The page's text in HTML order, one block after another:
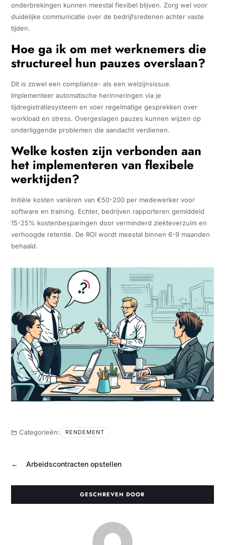
onderbrekingen kunnen meestal flexibel blijven. Zorg wel voor
duidelijke communicatie over de bedrijfsredenen achter vaste
tijden.
Hoe ga ik om met werknemers die
structureel hun pauzes overslaan?
Dit is zowel een compliance- als een welzijnsissue.
Implementeer automatische herinneringen via je
tijdregistratiesysteem en voer regelmatige gesprekken over
workload en stress. Overgeslagen pauzes kunnen wijzen op
onderliggende problemen die aandacht verdienen.
Welke kosten zijn verbonden aan
het implementeren van flexibele
werktijden?
Initiële kosten variëren van €50-200 per medewerker voor
software en training. Echter, bedrijven rapporteren gemiddeld
15-25% kostenbesparingen door verminderd ziekteverzuim en
verhoogde retentie. De ROI wordt meestal binnen 6-9 maanden
behaald.
Categorieën: RENDEMENT
← Arbeidscontracten opstellen
GESCHREVEN DOOR